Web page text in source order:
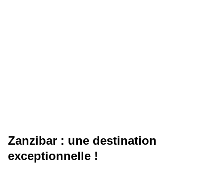
Zanzibar : une destination
exceptionnelle !